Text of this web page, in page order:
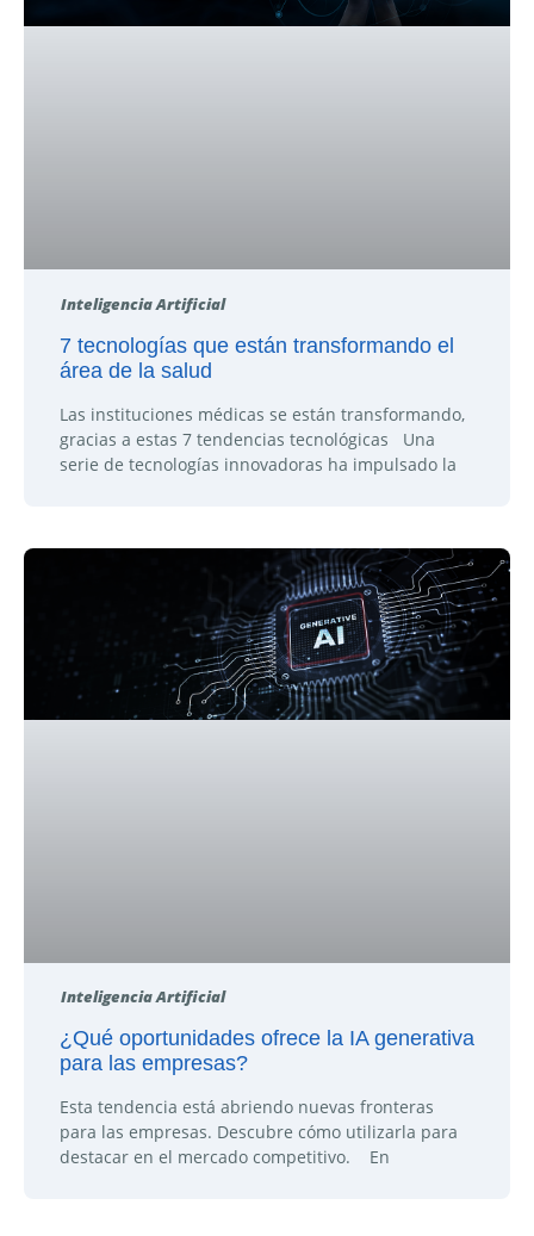
Inteligencia Artificial
7 tecnologías que están transformando el
área de la salud
Las instituciones médicas se están transformando,
gracias a estas 7 tendencias tecnológicas Una
serie de tecnologías innovadoras ha impulsado la
Inteligencia Artificial
¿Qué oportunidades ofrece la IA generativa
para las empresas?
Esta tendencia está abriendo nuevas fronteras
para las empresas. Descubre cómo utilizarla para
destacar en el mercado competitivo. En